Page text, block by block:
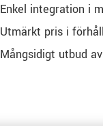
Enkel integration i
Utmärkt pris i
Mångsidigt utbud